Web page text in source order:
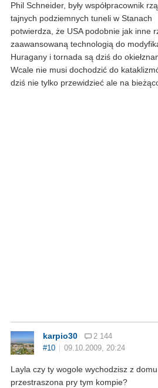
Phil Schneider, były współpracownik
tajnych podziemnych tuneli w Stanach
potwierdza, że USA podobnie jak inne
zaawansowaną technologią do
Huragany i tornada są dziś do
Wcale nie musi dochodzić do
dziś nie tylko przewidzieć ale na
karpio30
2 144
#10
09.10.2009, 20:24
Layla czy ty wogole wychodzisz z
przestraszona pry tym kompie?